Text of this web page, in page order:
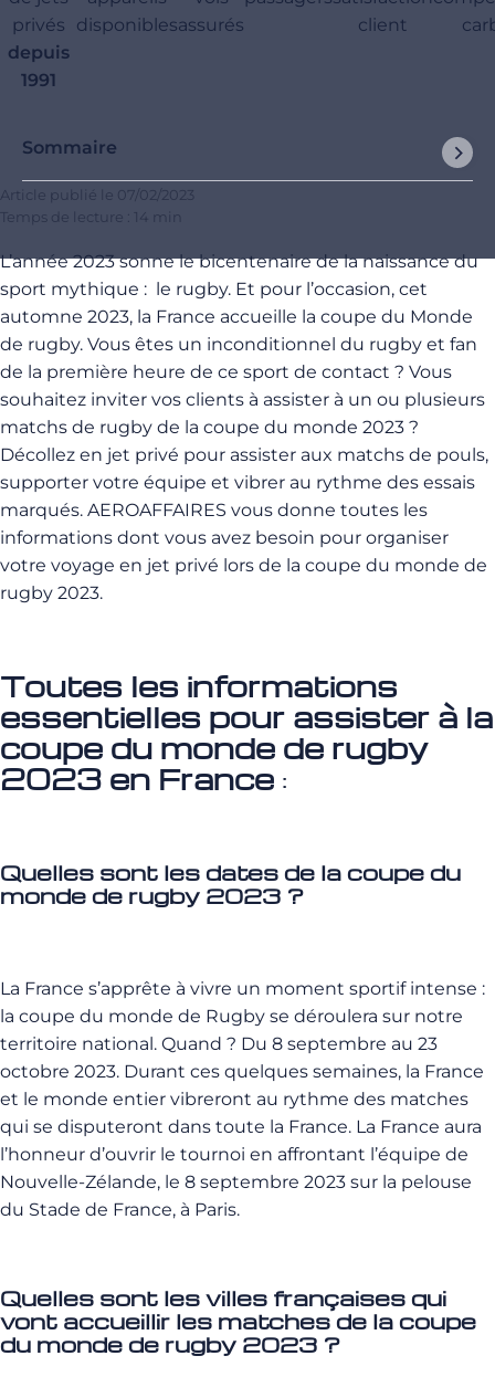
privés
depuis
1991
disponiblesassurés
client
Sommaire
Article publié le 07/02/2023
Temps de lecture : 14 min
L’année 2023 sonne le bicentenaire de la naissance du
sport mythique : le rugby. Et pour l’occasion, cet
automne 2023, la France accueille la coupe du Monde
de rugby. Vous êtes un inconditionnel du rugby et fan
de la première heure de ce sport de contact ? Vous
souhaitez inviter vos clients à assister à un ou plusieurs
matchs de rugby de la coupe du monde 2023 ?
Décollez en jet privé pour assister aux matchs de pouls,
supporter votre équipe et vibrer au rythme des essais
marqués. AEROAFFAIRES vous donne toutes les
informations dont vous avez besoin pour organiser
votre voyage en jet privé lors de la coupe du monde de
rugby 2023.
Toutes les informations
essentielles pour assister à la
coupe du monde de rugby
2023 en France :
Quelles sont les dates de la coupe du
monde de rugby 2023 ?
La France s’apprête à vivre un moment sportif intense :
la coupe du monde de Rugby se déroulera sur notre
territoire national. Quand ? Du 8 septembre au 23
octobre 2023. Durant ces quelques semaines, la France
et le monde entier vibreront au rythme des matches
qui se disputeront dans toute la France. La France aura
l’honneur d’ouvrir le tournoi en affrontant l’équipe de
Nouvelle-Zélande, le 8 septembre 2023 sur la pelouse
du Stade de France, à Paris.
Quelles sont les villes françaises qui
vont accueillir les matches de la coupe
du monde de rugby 2023 ?